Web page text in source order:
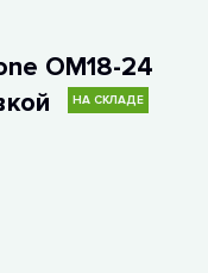
ОМ18-24
НА СКЛАДЕ